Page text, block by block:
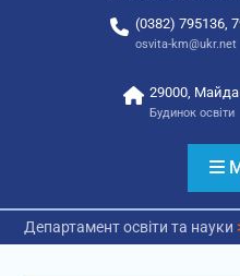
(0382) 795136,
osvita-km@ukr.net
29000,
Будинок освіти
Департамент освіти та науки